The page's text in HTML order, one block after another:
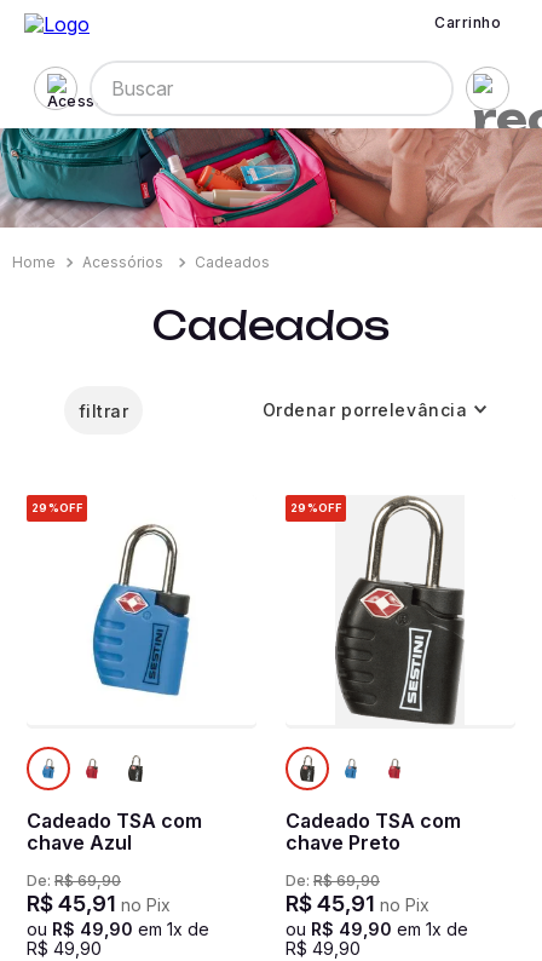
Carrinho
Buscar
Acessórios Cadeados
Cadeados
filtrar Ordenar porrelevância
29%OFF
Cadeado TSA com
chave Azul
De: R$ 69,90
R$45,91 no Pix
ou R$ 49,90 em 1x de
R$ 49,90
29%OFF
Cadeado TSA com
chave Preto
De: R$ 69,90
R$45,91 no Pix
ou R$ 49,90 em 1x de
R$ 49,90